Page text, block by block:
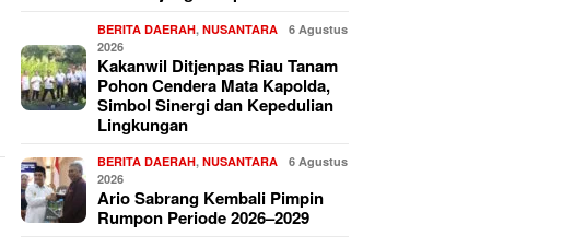
BERITA DAERAH,NUSANTARA
6 Agustus
2026
Kakanwil Ditjenpas Riau Tanam
Pohon Cendera Mata Kapolda,
Simbol Sinergi dan Kepedulian
Lingkungan
BERITA DAERAH,NUSANTARA
6 Agustus
2026
Ario Sabrang Kembali Pimpin
Rumpon Periode 2026–2029